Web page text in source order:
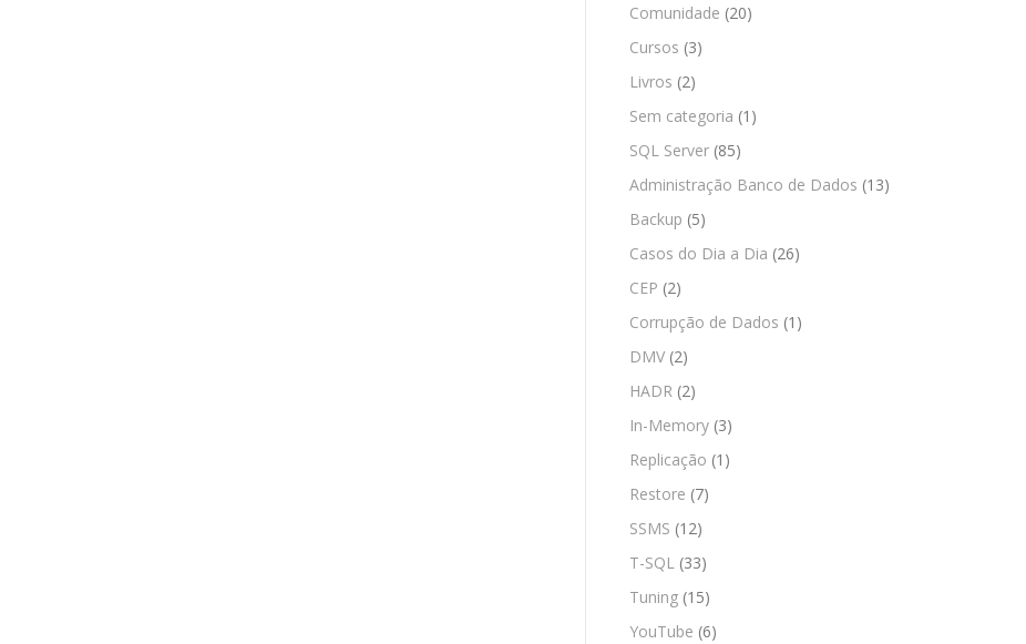
Comunidade (20)
Cursos (3)
Livros (2)
Sem categoria (1)
SQL Server (85)
Administração Banco de Dados (13)
Backup (5)
Casos do Dia a Dia (26)
CEP (2)
Corrupção de Dados (1)
DMV (2)
HADR (2)
In-Memory (3)
Replicação (1)
Restore (7)
SSMS (12)
T-SQL (33)
Tuning (15)
YouTube (6)